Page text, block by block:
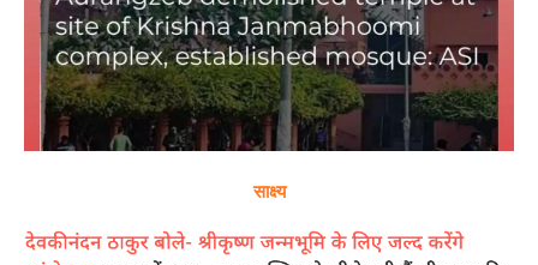
साक्ष्य